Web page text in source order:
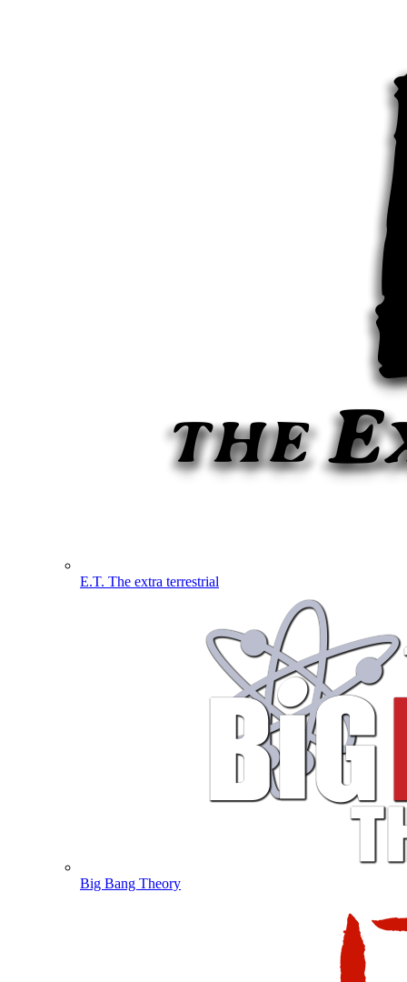
E.T. The extra terrestrial
Big Bang Theory